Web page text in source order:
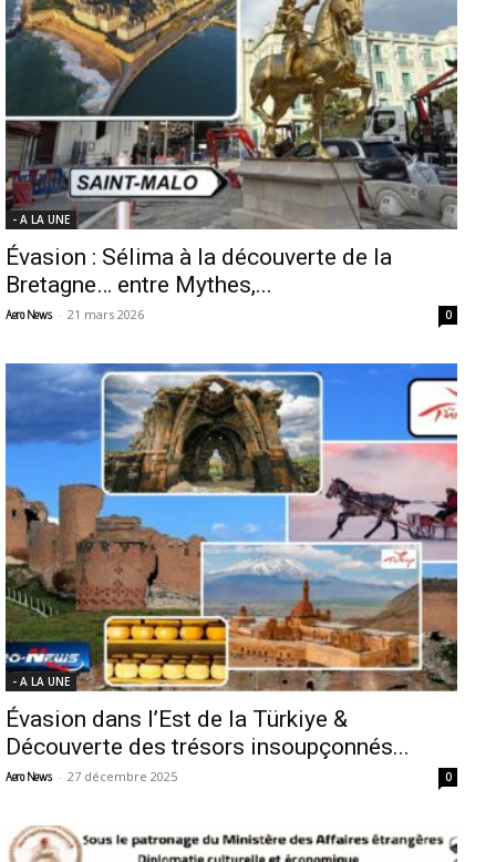
- A LA UNE
Évasion : Sélima à la découverte de la
Bretagne… entre Mythes,...
Aero News - 21 mars 2026 0
- A LA UNE
Évasion dans l’Est de la Türkiye &
Découverte des trésors insoupçonnés...
Aero News - 27 décembre 2025 0